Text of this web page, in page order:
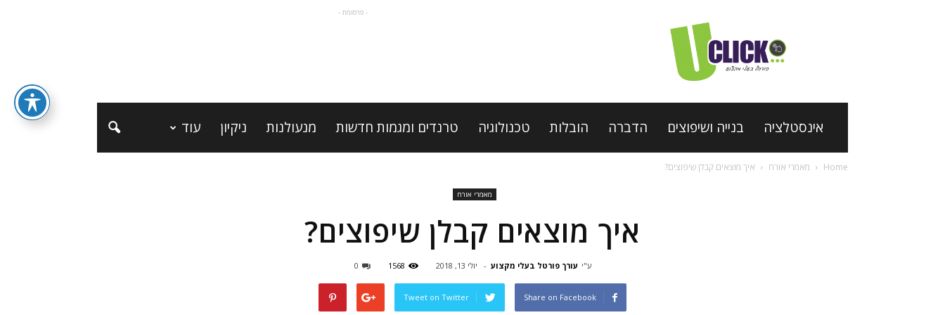
- פרסומת -
אינסטלציה בנייה ושיפוצים הדברה הובלות טכנולוגיה טרנדים ומגמות חדשות מנעולנות ניקיון עוד
Home מאמרי אורח איך מוצאים קבלן שיפוצים?
מאמרי אורח
איך מוצאים קבלן שיפוצים?
ע"י עורך פורטל בעלי מקצוע - יולי 13, 2018 1568
0
Share on Facebook
Tweet on Twitter